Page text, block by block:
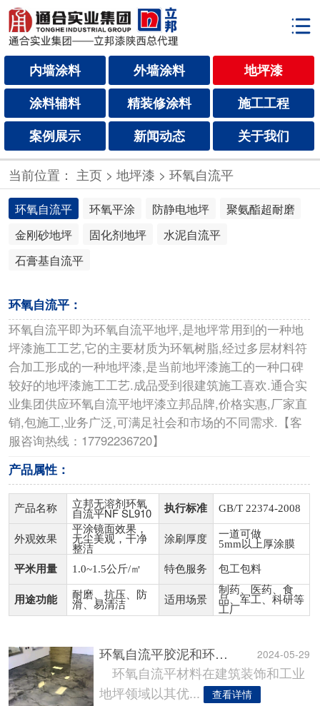
内墙涂料 外墙涂料
地坪漆
涂料辅料
精装修涂料
施工工程
案例展示
新闻动态 关于我们
当前位置： 主页> 地坪漆 > 环氧自流平
环氧自流平 环氧平涂 防静电地坪
聚氨酯超耐磨
金刚砂地坪
固化剂地坪
水泥自流平
石膏基自流平
环氧自流平：
环氧自流平即为环氧自流平地坪,是地坪常用到的一种地
坪漆施工工艺,它的主要材质为环氧树脂,经过多层材料符
合加工形成的一种地坪漆,是当前地坪漆施工的一种口碑
较好的地坪漆施工工艺.成品受到很建筑施工喜欢.通合实
业集团供应环氧自流平地坪漆立邦品牌,价格实惠,厂家直
销,包施工,业务广泛,可满足社会和市场的不同需求.【客
服咨询热线：17792236720】
产品属性：
产品名称 立邦无溶剂环氧
自流平NF SL910 执行标准 GB/T 22374-2008
外观效果
平涂镜面效果，
无尘美观，干净
整洁
涂刷厚度
一道可做
5mm以上厚涂膜
平米用量 1.0~1.5公斤/㎡ 特色服务 包工包料
用途功能
耐磨、抗压、防
滑、易清洁
适用场景
制药、医药、食
品、军工、科研等
工厂
环氧自流平胶泥和环氧自流平地坪是不是一样的? 2024-05-29
环氧自流平材料在建筑装饰和工业
地坪领域以其优...
查看详情